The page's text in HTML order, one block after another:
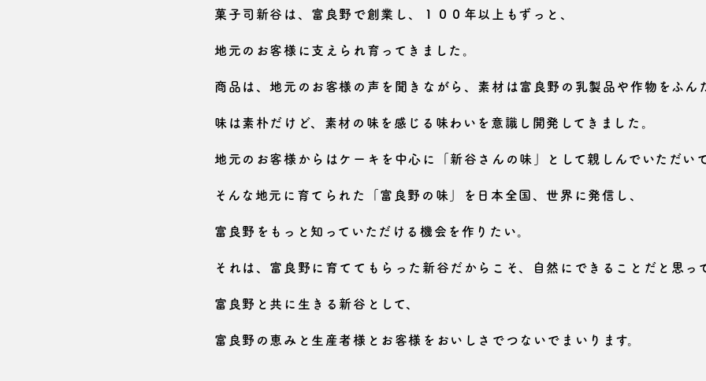
菓子司新谷は、富良野で創業し、１００年以上もずっと、
地元のお客様に支えられ育ってきました。
商品は、地元のお客様の声を聞きながら、素材は富良野の乳製品や作物をふん
味は素朴だけど、素材の味を感じる味わいを意識し開発してきました。
地元のお客様からはケーキを中心に「新谷さんの味」として親しんでいただい
そんな地元に育てられた「富良野の味」を日本全国、世界に発信し、
富良野をもっと知っていただける機会を作りたい。
それは、富良野に育ててもらった新谷だからこそ、自然にできることだと思っ
富良野と共に生きる新谷として、
富良野の恵みと生産者様とお客様をおいしさでつないでまいります。